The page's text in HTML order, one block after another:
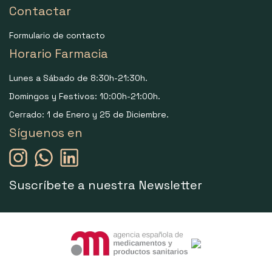
Contactar
Formulario de contacto
Horario Farmacia
Lunes a Sábado de 8:30h-21:30h.
Domingos y Festivos: 10:00h-21:00h.
Cerrado: 1 de Enero y 25 de Diciembre.
Síguenos en
Suscríbete a nuestra Newsletter